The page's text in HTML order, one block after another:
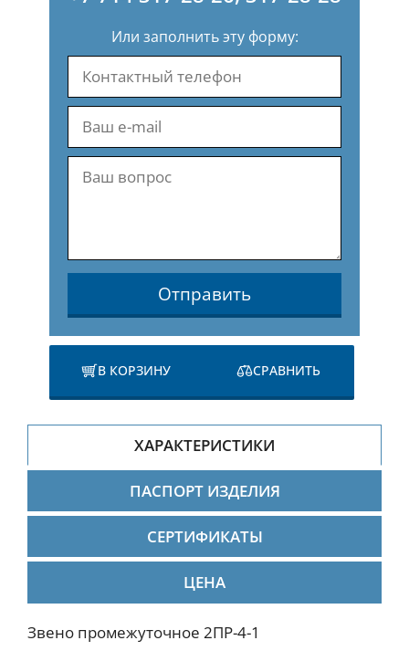
Или заполнить эту форму:
Отправить
В КОРЗИНУ СРАВНИТЬ
ХАРАКТЕРИСТИКИ
ПАСПОРТ ИЗДЕЛИЯ
СЕРТИФИКАТЫ
ЦЕНА
Звено промежуточное 2ПР-4-1